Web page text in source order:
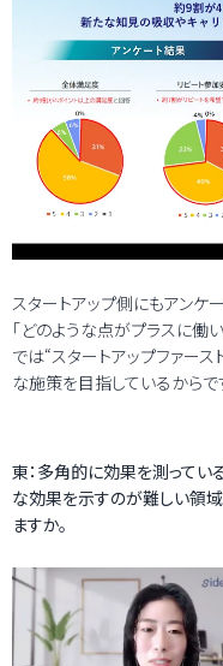
スタートアップ側にもアンケ
「どのような点がプラスに働
では“スタートアップファース
な施策を目指しているからで
東：多角的に効果を測ってい
な効果を示すのが難しい領
ますか。